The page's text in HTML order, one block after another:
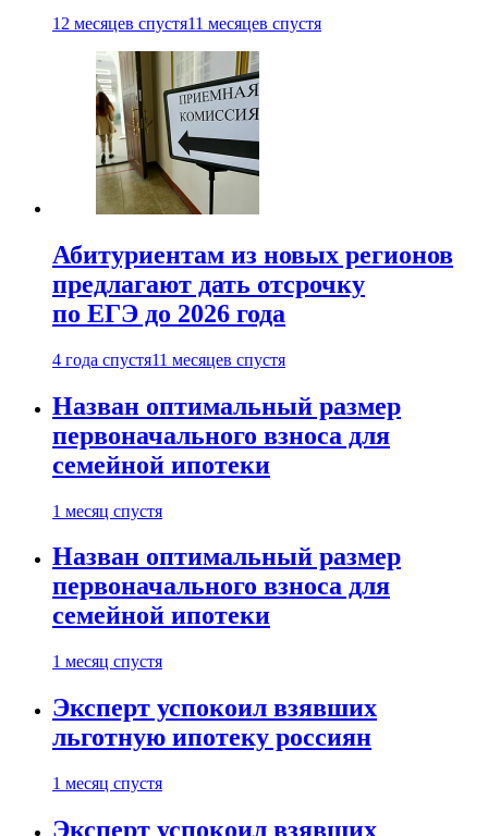
12 месяцев спустя11 месяцев спустя
Абитуриентам из новых регионов
предлагают дать отсрочку
по ЕГЭ до 2026 года
4 года спустя11 месяцев спустя
Назван оптимальный размер
первоначального взноса для
семейной ипотеки
1 месяц спустя
Назван оптимальный размер
первоначального взноса для
семейной ипотеки
1 месяц спустя
Эксперт успокоил взявших
льготную ипотеку россиян
1 месяц спустя
Эксперт успокоил взявших